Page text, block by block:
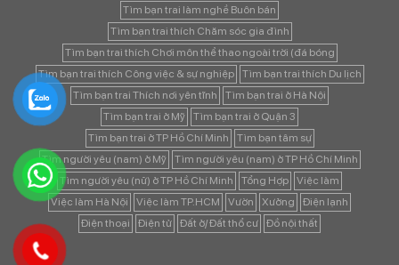
Tìm bạn trai làm nghề Buôn bán
Tìm bạn trai thích Chăm sóc gia đình
Tìm bạn trai thích Chơi môn thể thao ngoài trời (đá bóng
Tìm bạn trai thích Công việc & sự nghiệp
Tìm bạn trai thích Du lịch
Tìm bạn trai Thích nơi yên tĩnh
Tìm bạn trai ở Hà Nội
Tìm bạn trai ở Mỹ
Tìm bạn trai ở Quận 3
Tìm bạn trai ở TP Hồ Chí Minh
Tìm bạn tâm sự
Tìm người yêu (nam) ở Mỹ
Tìm người yêu (nam) ở TP Hồ Chí Minh
Tìm người yêu (nữ) ở TP Hồ Chí Minh
Tổng Hợp
Việc làm
Việc làm Hà Nội
Việc làm TP.HCM Vườn Xưởng
Điện lạnh
Điện thoại
Điện tử Đất ở/ Đất thổ cư Đồ nội thất